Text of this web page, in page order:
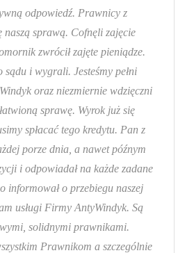
odpowiedź. Prawnicy z
naszą sprawą. Cofnęli zajęcie
zwrócił zajęte pieniądze.
i wygrali. Jesteśmy pełni
oraz niezmiernie wdzięczni
sprawę. Wyrok już się
spłacać tego kredytu. Pan z
porze dnia, a nawet późnym
i odpowiadał na każde zadane
informował o przebiegu naszej
usługi Firmy AntyWindyk. Są
solidnymi prawnikami.
Prawnikom a szczególnie